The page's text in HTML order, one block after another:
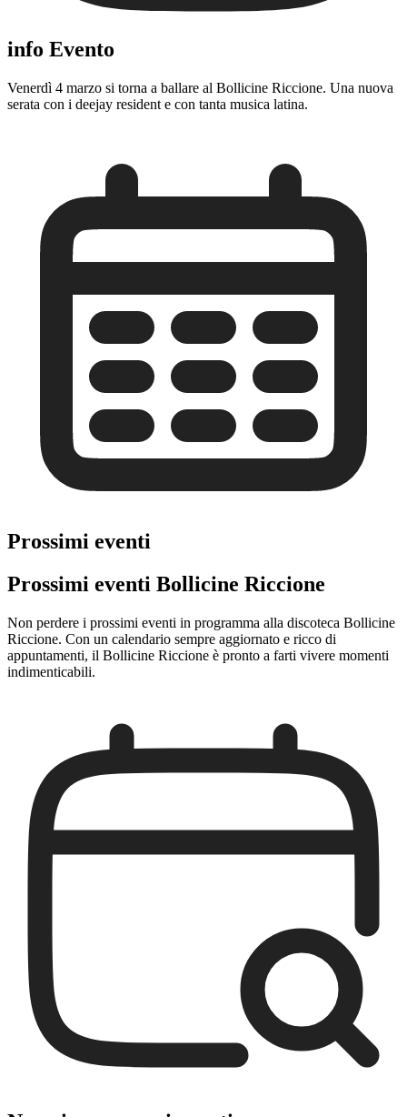
info Evento
Venerdì 4 marzo si torna a ballare al Bollicine Riccione. Una nuova
serata con i deejay resident e con tanta musica latina.
Prossimi eventi
Prossimi eventi Bollicine Riccione
Non perdere i prossimi eventi in programma alla discoteca Bollicine
Riccione. Con un calendario sempre aggiornato e ricco di
appuntamenti, il Bollicine Riccione è pronto a farti vivere momenti
indimenticabili.